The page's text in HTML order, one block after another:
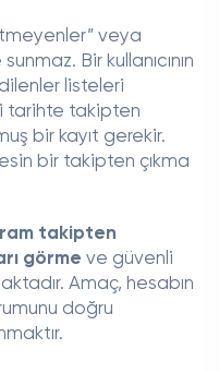
veya
Bir kullanıcının
listeleri
tarihte takipten
bir kayıt gerekir.
bir takipten çıkma
takipten
görme ve güvenli
Amaç, hesabın
doğru